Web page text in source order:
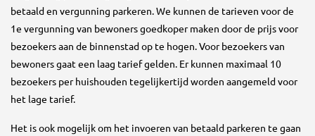
betaald en vergunning parkeren. We kunnen de tarieven voor de
1e vergunning van bewoners goedkoper maken door de prijs voor
bezoekers aan de binnenstad op te hogen. Voor bezoekers van
bewoners gaat een laag tarief gelden. Er kunnen maximaal 10
bezoekers per huishouden tegelijkertijd worden aangemeld voor
het lage tarief.
Het is ook mogelijk om het invoeren van betaald parkeren te gaan